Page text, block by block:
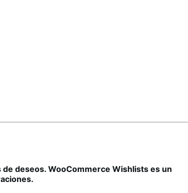
deseos. WooCommerce Wishlists es un